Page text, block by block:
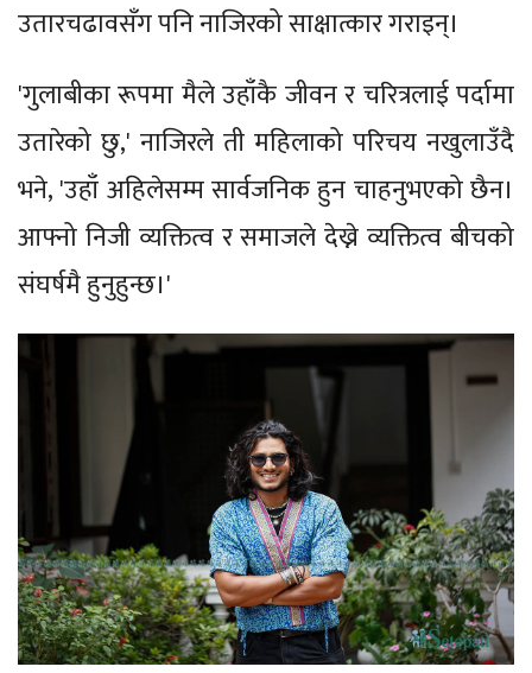
उतारचढावसँग पनि नाजिरको साक्षात्कार गराइन्।
'गुलाबीका रूपमा मैले उहाँकै जीवन र चरित्रलाई पर्दामा
उतारेको छु,' नाजिरले ती महिलाको परिचय नखुलाउँदै
भने, 'उहाँ अहिलेसम्म सार्वजनिक हुन चाहनुभएको छैन।
आफ्नो निजी व्यक्तित्व र समाजले देख्ने व्यक्तित्व बीचको
संघर्षमै हुनुहुन्छ।'